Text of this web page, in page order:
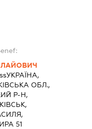
УКРАЇНА,
ОБЛ.,
Р-Н,
51